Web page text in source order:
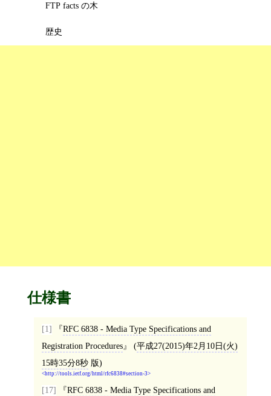
FTP facts の木
歴史
仕様書
[1]
RFC 6838 - Media Type Specifications and
Registration Procedures
(平成27(2015)年2月10日(火)
15時35分8秒版)
http://tools.ietf.org/html/rfc6838#section-3
[17]
RFC 6838 - Media Type Specifications and